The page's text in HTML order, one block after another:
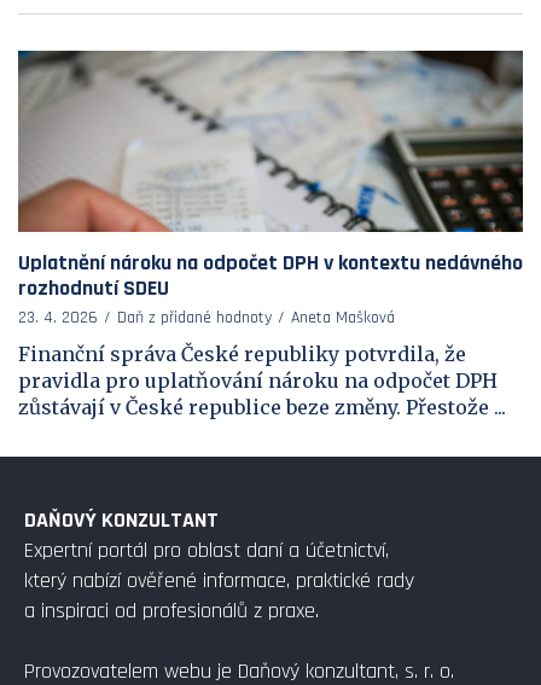
Uplatnění nároku na odpočet DPH v kontextu nedávného
rozhodnutí SDEU
23. 4. 2026 Daň z přidané hodnoty Aneta Mašková
Finanční správa České republiky potvrdila, že
pravidla pro uplatňování nároku na odpočet DPH
zůstávají v České republice beze změny. Přestože ...
DAŇOVÝ KONZULTANT
Expertní portál pro oblast daní a účetnictví,
který nabízí ověřené informace, praktické rady
a inspiraci od profesionálů z praxe.
Provozovatelem webu je Daňový konzultant, s. r. o.